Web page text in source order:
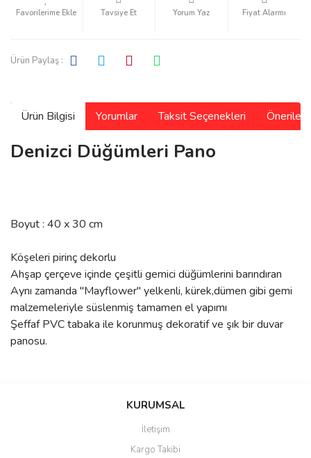
Tavsiye Et Yorum Yaz Fiyat Alarmı
Ürün Paylaş :
Ürün Bilgisi Yorumlar Taksit Seçenekleri
Denizci Düğümleri Pano
Boyut : 40 x 30 cm
Köşeleri pirinç dekorlu
Ahşap çerçeve içinde çeşitli gemici düğümlerini barındıran
Aynı zamanda "Mayflower" yelkenli, kürek,dümen gibi gemi
malzemeleriyle süslenmiş tamamen el yapımı
Şeffaf PVC tabaka ile korunmuş dekoratif ve şık bir duvar
panosu.
Bu ürüne ilk yorumu siz yapın!
Ürün resmi kalitesiz, bozuk veya görüntülenemiyor.
KURUMSAL
İletişim
Kargo Takibi